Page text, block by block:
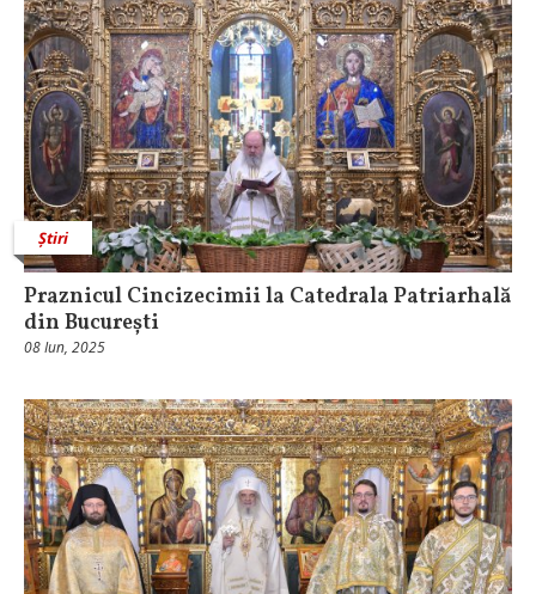
Știri
Praznicul Cincizecimii la Catedrala Patriarhală
din București
08 Iun, 2025